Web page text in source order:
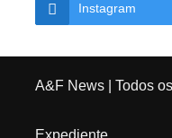
Instagram
A&F News| Todos